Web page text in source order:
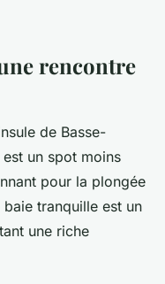
rencontre
de Basse-
un spot moins
pour la plongée
tranquille est un
une riche